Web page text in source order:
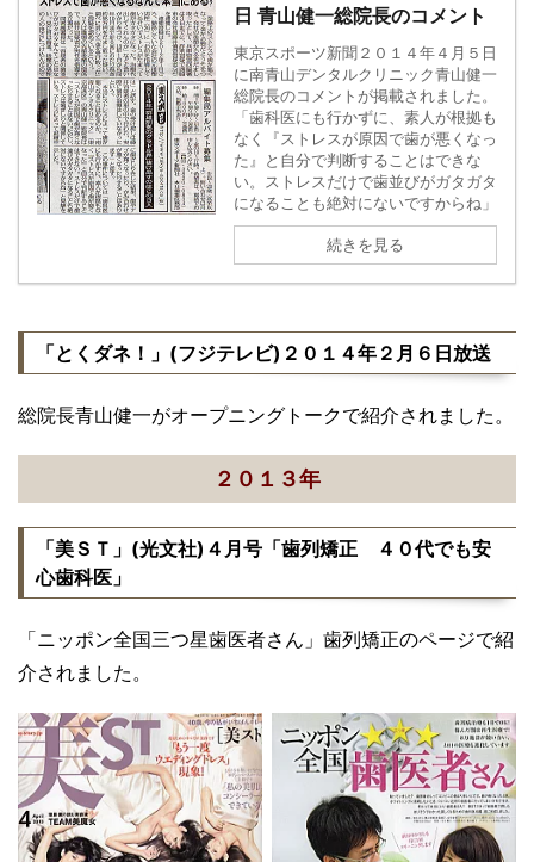
日 青山健一総院長のコメント
東京スポーツ新聞２０１４年４月５日
に南青山デンタルクリニック青山健一
総院長のコメントが掲載されました。
「歯科医にも行かずに、素人が根拠も
なく『ストレスが原因で歯が悪くなっ
た』と自分で判断することはできな
い。ストレスだけで歯並びがガタガタ
になることも絶対にないですからね」
続きを見る
「とくダネ！」(フジテレビ)２０１４年２月６日放送
総院長青山健一がオープニングトークで紹介されました。
２０１３年
「美ＳＴ」(光文社)４月号「歯列矯正 ４０代でも安
心歯科医」
「ニッポン全国三つ星歯医者さん」歯列矯正のページで紹
介されました。